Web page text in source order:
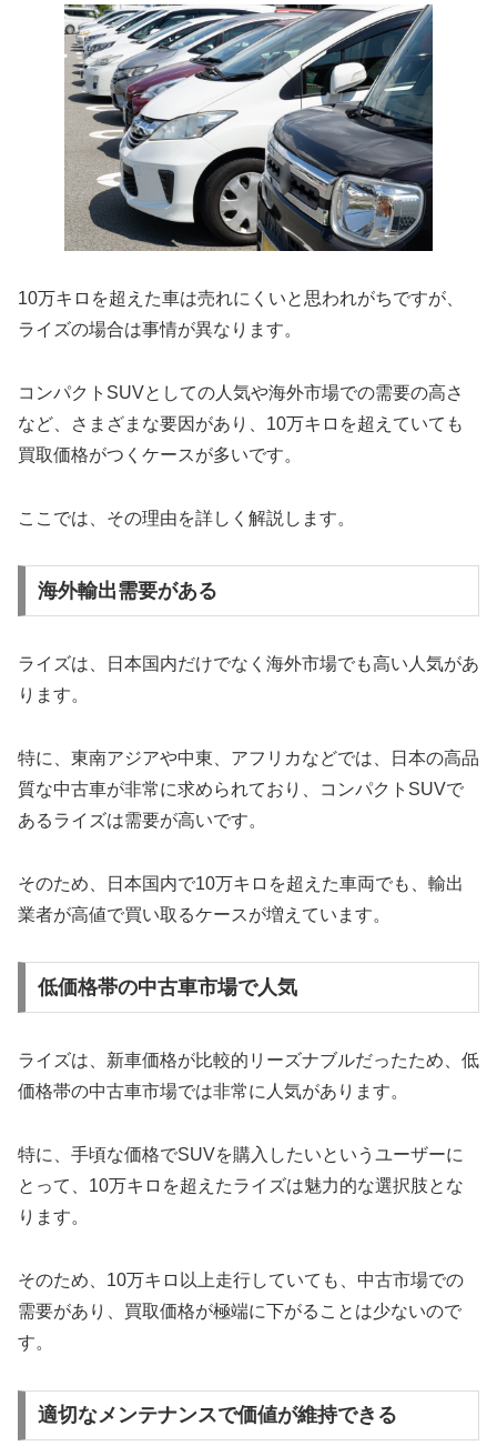
10万キロを超えた車は売れにくいと思われがちですが、
ライズの場合は事情が異なります。
コンパクトSUVとしての人気や海外市場での需要の高さ
など、さまざまな要因があり、10万キロを超えていても
買取価格がつくケースが多いです。
ここでは、その理由を詳しく解説します。
海外輸出需要がある
ライズは、日本国内だけでなく海外市場でも高い人気があ
ります。
特に、東南アジアや中東、アフリカなどでは、日本の高品
質な中古車が非常に求められており、コンパクトSUVで
あるライズは需要が高いです。
そのため、日本国内で10万キロを超えた車両でも、輸出
業者が高値で買い取るケースが増えています。
低価格帯の中古車市場で人気
ライズは、新車価格が比較的リーズナブルだったため、低
価格帯の中古車市場では非常に人気があります。
特に、手頃な価格でSUVを購入したいというユーザーに
とって、10万キロを超えたライズは魅力的な選択肢とな
ります。
そのため、10万キロ以上走行していても、中古市場での
需要があり、買取価格が極端に下がることは少ないので
す。
適切なメンテナンスで価値が維持できる